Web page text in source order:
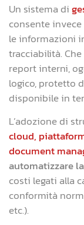
Un sistema di
consente
le informazioni
tracciabilità.
report interni,
logico, protetto
disponibile in
L’adozione di
cloud,
document
automatizzare
costi legati alla
conformità
etc.).